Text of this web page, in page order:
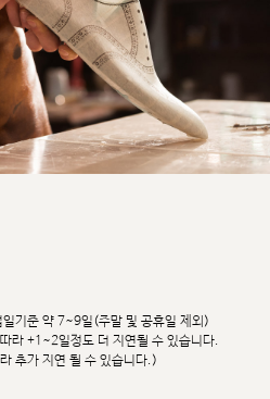
기준 약 7~9일(주말 및 공휴일 제외)
라 +1~2일정도 더 지연될 수 있습니다.
추가 지연 될 수 있습니다.)